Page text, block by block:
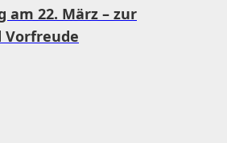
am 22. März – zur
Vorfreude